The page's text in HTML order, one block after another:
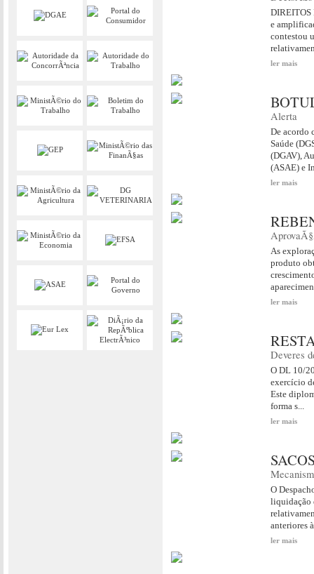
DIREITOS
e
contestou
ler mais
Alerta
De acordo
Saúde
(DGAV),
(ASAE) e
ler mais
As
produto
ler mais
Deveres
O DL 10/
exercício
Este
forma s...
ler mais
O
liquidação
anteriores
ler mais